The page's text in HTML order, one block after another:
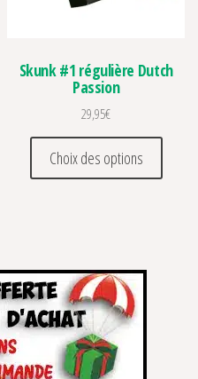
a plusieurs variations. Les
Skunk #1 régulière Dutch
Passion
29,95€
Choix des options
Ce